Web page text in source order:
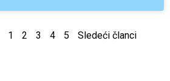
1 2 3 4 5 Sledeći članci